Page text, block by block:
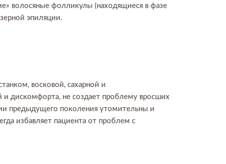
волосяные фолликулы (находящиеся в фазе
эпиляции.
восковой, сахарной и
дискомфорта, не создает проблему вросших
предыдущего поколения утомительны и
избавляет пациента от проблем с